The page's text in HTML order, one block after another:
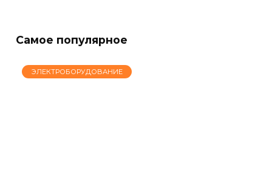
Самое популярное
ЭЛЕКТРОБОРУДОВАНИЕ